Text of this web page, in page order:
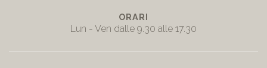
ORARI
Lun - Ven dalle 9.30 alle 17.30